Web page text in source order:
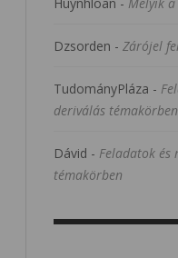
Huynhloan - Melyik a
Dzsorden - Zárójel
TudományPláza -
deriválás témakörben
Dávid - Feladatok és
témakörben